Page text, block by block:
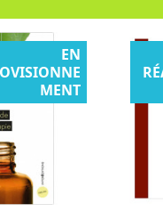
EN
MENT